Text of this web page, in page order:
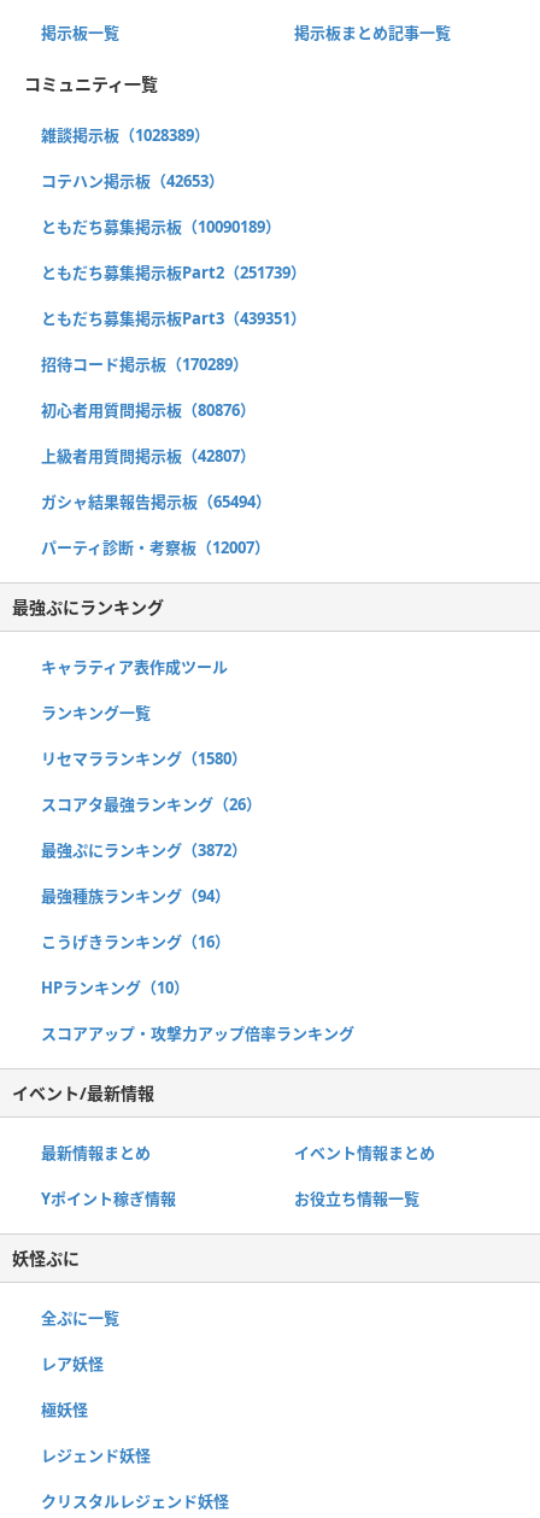
掲示板一覧 掲示板まとめ記事一覧
コミュニティ一覧
雑談掲示板（1028389）
コテハン掲示板（42653）
ともだち募集掲示板（10090189）
ともだち募集掲示板Part2（251739）
ともだち募集掲示板Part3（439351）
招待コード掲示板（170289）
初心者用質問掲示板（80876）
上級者用質問掲示板（42807）
ガシャ結果報告掲示板（65494）
パーティ診断・考察板（12007）
最強ぷにランキング
キャラティア表作成ツール
ランキング一覧
リセマラランキング（1580）
スコアタ最強ランキング（26）
最強ぷにランキング（3872）
最強種族ランキング（94）
こうげきランキング（16）
HPランキング（10）
スコアアップ・攻撃力アップ倍率ランキング
イベント/最新情報
最新情報まとめ イベント情報まとめ
Yポイント稼ぎ情報 お役立ち情報一覧
妖怪ぷに
全ぷに一覧
レア妖怪
極妖怪
レジェンド妖怪
クリスタルレジェンド妖怪